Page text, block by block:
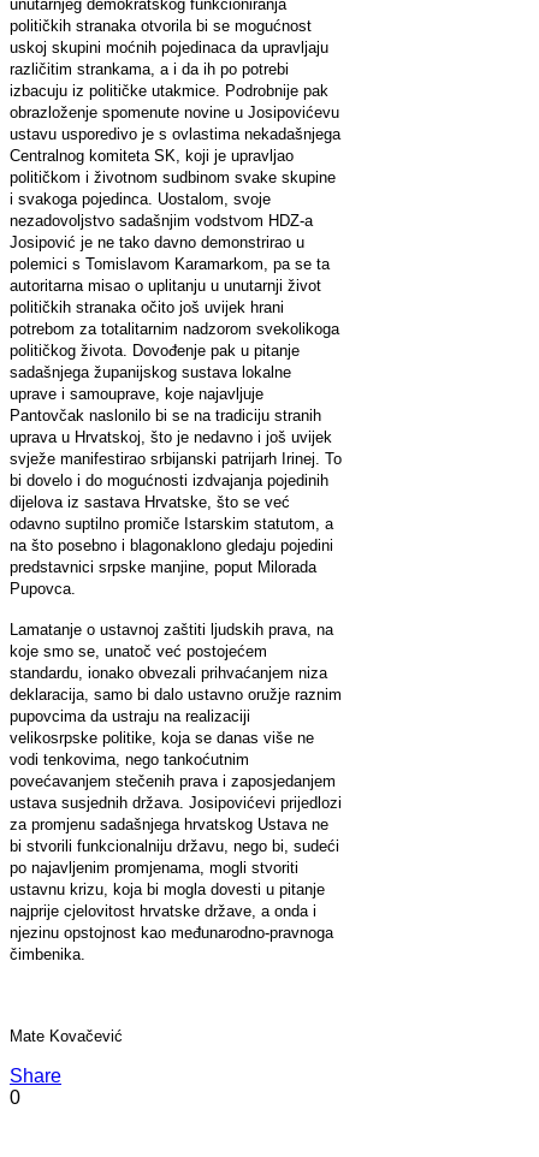
unutarnjeg demokratskog funkcioniranja
političkih stranaka otvorila bi se mogućnost
uskoj skupini moćnih pojedinaca da upravljaju
različitim strankama, a i da ih po potrebi
izbacuju iz političke utakmice. Podrobnije pak
obrazloženje spomenute novine u Josipovićevu
ustavu usporedivo je s ovlastima nekadašnjega
Centralnog komiteta SK, koji je upravljao
političkom i životnom sudbinom svake skupine
i svakoga pojedinca. Uostalom, svoje
nezadovoljstvo sadašnjim vodstvom HDZ-a
Josipović je ne tako davno demonstrirao u
polemici s Tomislavom Karamarkom, pa se ta
autoritarna misao o uplitanju u unutarnji život
političkih stranaka očito još uvijek hrani
potrebom za totalitarnim nadzorom svekolikoga
političkog života. Dovođenje pak u pitanje
sadašnjega županijskog sustava lokalne
uprave i samouprave, koje najavljuje
Pantovčak naslonilo bi se na tradiciju stranih
uprava u Hrvatskoj, što je nedavno i još uvijek
svježe manifestirao srbijanski patrijarh Irinej. To
bi dovelo i do mogućnosti izdvajanja pojedinih
dijelova iz sastava Hrvatske, što se već
odavno suptilno promiče Istarskim statutom, a
na što posebno i blagonaklono gledaju pojedini
predstavnici srpske manjine, poput Milorada
Pupovca.
Lamatanje o ustavnoj zaštiti ljudskih prava, na
koje smo se, unatoč već postojećem
standardu, ionako obvezali prihvaćanjem niza
deklaracija, samo bi dalo ustavno oružje raznim
pupovcima da ustraju na realizaciji
velikosrpske politike, koja se danas više ne
vodi tenkovima, nego tankoćutnim
povećavanjem stečenih prava i zaposjedanjem
ustava susjednih država. Josipovićevi prijedlozi
za promjenu sadašnjega hrvatskog Ustava ne
bi stvorili funkcionalniju državu, nego bi, sudeći
po najavljenim promjenama, mogli stvoriti
ustavnu krizu, koja bi mogla dovesti u pitanje
najprije cjelovitost hrvatske države, a onda i
njezinu opstojnost kao međunarodno-pravnoga
čimbenika.
Mate Kovačević
Share
0